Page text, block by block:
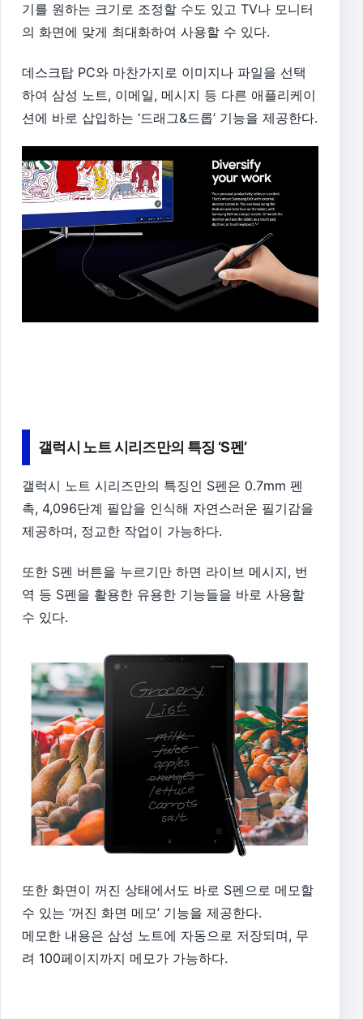
기를 원하는 크기로 조정할 수도 있고 TV나 모니터
의 화면에 맞게 최대화하여 사용할 수 있다.
데스크탑 PC와 마찬가지로 이미지나 파일을 선택
하여 삼성 노트, 이메일, 메시지 등 다른 애플리케이
션에 바로 삽입하는 ‘드래그&드롭’ 기능을 제공한다.
갤럭시 노트 시리즈만의 특징 ‘S펜’
갤럭시 노트 시리즈만의 특징인 S펜은 0.7mm 펜
촉, 4,096단계 필압을 인식해 자연스러운 필기감을
제공하며, 정교한 작업이 가능하다.
또한 S펜 버튼을 누르기만 하면 라이브 메시지, 번
역 등 S펜을 활용한 유용한 기능들을 바로 사용할
수 있다.
또한 화면이 꺼진 상태에서도 바로 S펜으로 메모할
수 있는 ‘꺼진 화면 메모’ 기능을 제공한다.
메모한 내용은 삼성 노트에 자동으로 저장되며, 무
려 100페이지까지 메모가 가능하다.